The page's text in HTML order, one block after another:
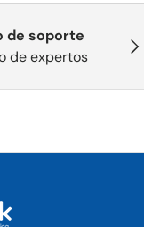
de soporte
de expertos